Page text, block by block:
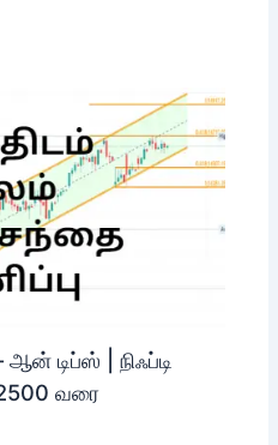
ஆன் டிப்ஸ் | நிஃப்டி
வரை